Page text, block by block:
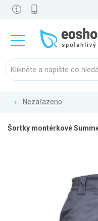
Nezařazeno
Šortky montérkové